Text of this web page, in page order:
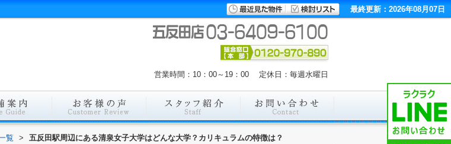
最終更新：2026年08月07日
営業時間：10：00～19：00 定休日：毎週水曜日
覧 > 五反田駅周辺にある清泉女子大学はどんな大学？カリキュラムの特徴は？